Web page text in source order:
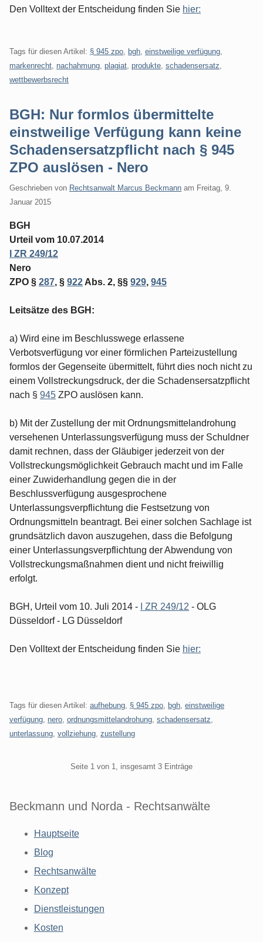
Den Volltext der Entscheidung finden Sie hier:
Tags für diesen Artikel: § 945 zpo bgh einstweilige verfügung
markenrecht nachahmung plagiat produkte schadensersatz
wettbewerbsrecht
BGH: Nur formlos übermittelte
einstweilige Verfügung kann keine
Schadensersatzpflicht nach § 945
ZPO auslösen - Nero
Geschrieben von Rechtsanwalt Marcus Beckmann am Freitag, 9.
Januar 2015
BGH
Urteil vom 10.07.2014
I ZR 249/12
Nero
ZPO § 287, § 922 Abs. 2, §§ 929, 945
Leitsätze des BGH:
a) Wird eine im Beschlusswege erlassene
Verbotsverfügung vor einer förmlichen Parteizustellung
formlos der Gegenseite übermittelt, führt dies noch nicht zu
einem Vollstreckungsdruck, der die Schadensersatzpflicht
nach § 945 ZPO auslösen kann.
b) Mit der Zustellung der mit Ordnungsmittelandrohung
versehenen Unterlassungsverfügung muss der Schuldner
damit rechnen, dass der Gläubiger jederzeit von der
Vollstreckungsmöglichkeit Gebrauch macht und im Falle
einer Zuwiderhandlung gegen die in der
Beschlussverfügung ausgesprochene
Unterlassungsverpflichtung die Festsetzung von
Ordnungsmitteln beantragt. Bei einer solchen Sachlage ist
grundsätzlich davon auszugehen, dass die Befolgung
einer Unterlassungsverpflichtung der Abwendung von
Vollstreckungsmaßnahmen dient und nicht freiwillig
erfolgt.
BGH, Urteil vom 10. Juli 2014 - I ZR 249/12 - OLG
Düsseldorf - LG Düsseldorf
Den Volltext der Entscheidung finden Sie hier:
Tags für diesen Artikel: aufhebung § 945 zpo bgh einstweilige
verfügung nero ordnungsmittelandrohung schadensersatz
unterlassung vollziehung zustellung
Seite 1 von 1, insgesamt 3 Einträge
Beckmann und Norda - Rechtsanwälte
Hauptseite
Blog
Rechtsanwälte
Konzept
Dienstleistungen
Kosten